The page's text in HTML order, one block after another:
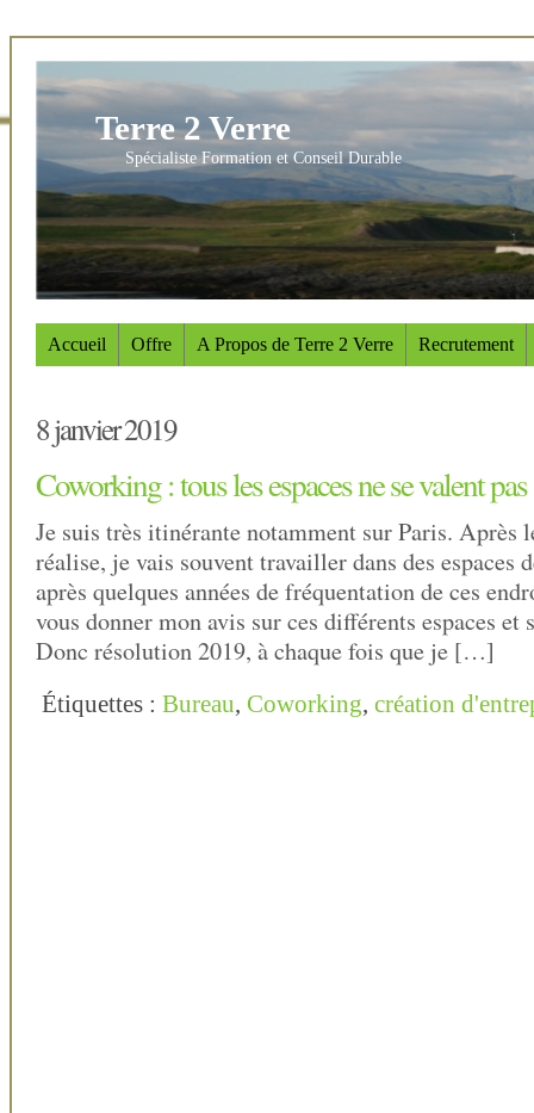
Terre 2 Verre
Spécialiste Formation et Conseil Durable
Accueil Offre A Propos de Terre 2 Verre Recrutement
8 janvier 2019
Coworking : tous les espaces ne se valent
Je suis très itinérante notamment sur Paris. Après
réalise, je vais souvent travailler dans des espaces
après quelques années de fréquentation de ces
vous donner mon avis sur ces différents espaces et
Donc résolution 2019, à chaque fois que je […]
Étiquettes : Bureau, Coworking, création